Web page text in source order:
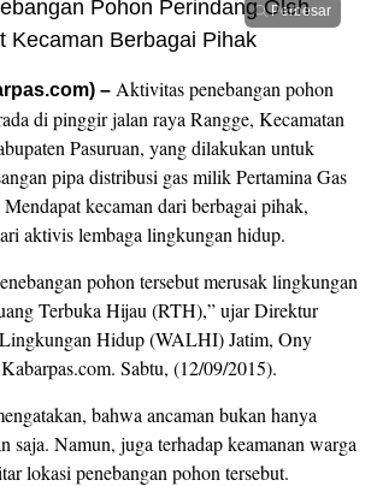
Perbesar
– Aktivitas penebangan pohon
di pinggir jalan raya Rangge, Kecamatan
Pasuruan, yang dilakukan untuk
pipa distribusi gas milik Pertamina Gas
Mendapat kecaman dari berbagai pihak,
aktivis lembaga lingkungan hidup.
pohon tersebut merusak lingkungan
Terbuka Hijau (RTH),” ujar Direktur
Hidup (WALHI) Jatim, Ony
Sabtu, (12/09/2015).
bahwa ancaman bukan hanya
saja. Namun, juga terhadap keamanan warga
lokasi penebangan pohon tersebut.